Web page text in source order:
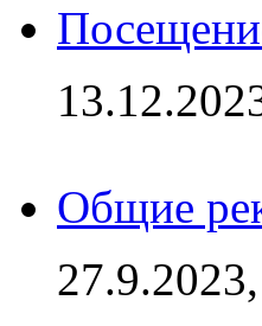
Общие